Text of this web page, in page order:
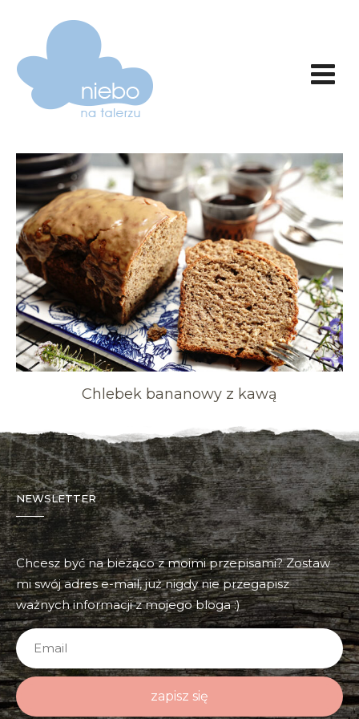
Chlebek bananowy z kawą
NEWSLETTER
Chcesz być na bieżąco z moimi przepisami? Zostaw
mi swój adres e-mail, już nigdy nie przegapisz
ważnych informacji z mojego bloga :)
zapisz się